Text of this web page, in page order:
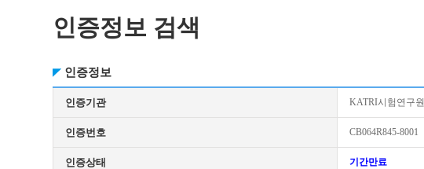
인증정보 검색
인증정보
인증기관 KATRI시험연구원
인증번호 CB064R845-8001
인증상태 기간만료